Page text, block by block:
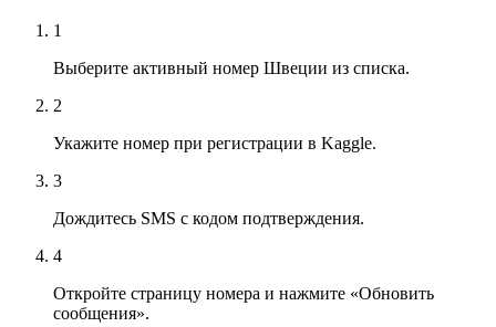
1
Выберите активный номер Швеции из списка.
2
Укажите номер при регистрации в Kaggle.
3
Дождитесь SMS с кодом подтверждения.
4
Откройте страницу номера и нажмите «Обновить
сообщения».